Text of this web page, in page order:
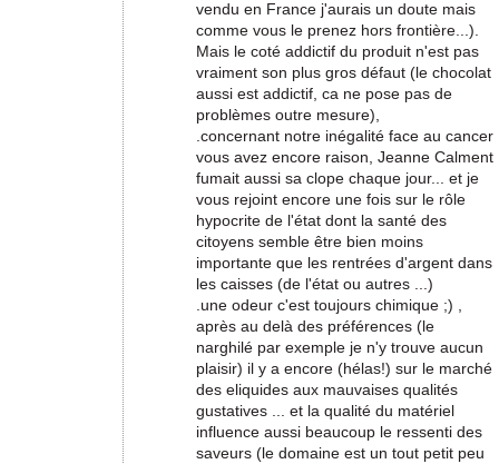
vendu en France j'aurais un doute mais
comme vous le prenez hors frontière...).
Mais le coté addictif du produit n'est pas
vraiment son plus gros défaut (le chocolat
aussi est addictif, ca ne pose pas de
problèmes outre mesure),
.concernant notre inégalité face au cancer
vous avez encore raison, Jeanne Calment
fumait aussi sa clope chaque jour... et je
vous rejoint encore une fois sur le rôle
hypocrite de l'état dont la santé des
citoyens semble être bien moins
importante que les rentrées d'argent dans
les caisses (de l'état ou autres ...)
.une odeur c'est toujours chimique ;) ,
après au delà des préférences (le
narghilé par exemple je n'y trouve aucun
plaisir) il y a encore (hélas!) sur le marché
des eliquides aux mauvaises qualités
gustatives ... et la qualité du matériel
influence aussi beaucoup le ressenti des
saveurs (le domaine est un tout petit peu